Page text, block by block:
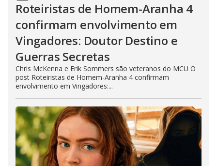
Roteiristas de Homem-Aranha 4
confirmam envolvimento em
Vingadores: Doutor Destino e
Guerras Secretas
Chris McKenna e Erik Sommers são veteranos do MCU O
post Roteiristas de Homem-Aranha 4 confirmam
envolvimento em Vingadores:...